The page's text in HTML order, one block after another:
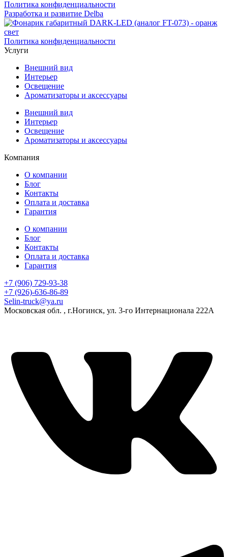
Политика конфиденциальности
Разработка и развитие Delba
Политика конфиденциальности
Услуги
Внешний вид
Интерьер
Освещение
Ароматизаторы и аксессуары
Внешний вид
Интерьер
Освещение
Ароматизаторы и аксессуары
Компания
О компании
Блог
Контакты
Оплата и доставка
Гарантия
О компании
Блог
Контакты
Оплата и доставка
Гарантия
+7 (906) 729-93-38
+7 (926)-636-86-89
Selin-truck@ya.ru
Московская обл. , г.Ногинск, ул. 3-го Интернационала 222А